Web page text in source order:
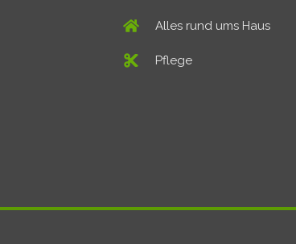
Alles rund ums Haus
Pflege